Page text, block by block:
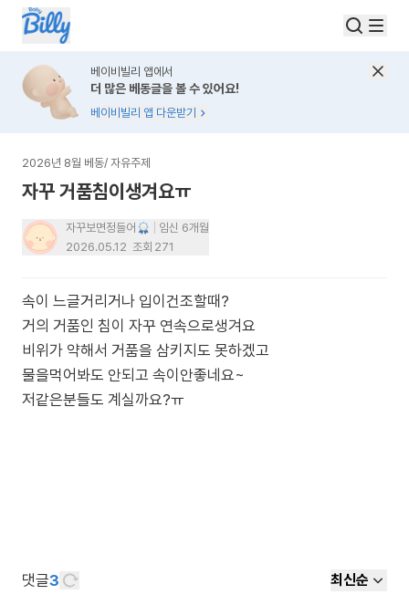
베이비빌리 앱에서
더 많은 베동글을 볼 수 있어요!
베이비빌리 앱 다운받기
2026년 8월 베동/ 자유주제
자꾸 거품침이생겨요ㅠ
자꾸보면정들어
임신 6개월
2026.05.12 조회 271
속이 느글거리거나 입이건조할때?
거의 거품인 침이 자꾸 연속으로생겨요
비위가 약해서 거품을 삼키지도 못하겠고
물을먹어봐도 안되고 속이안좋네요~
댓글3 최신순